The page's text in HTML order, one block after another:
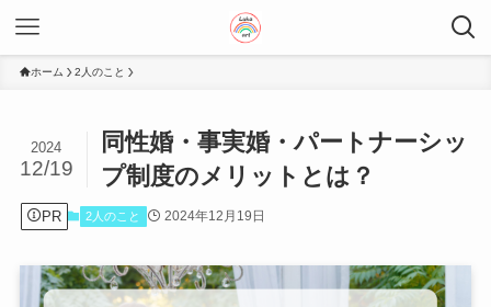
ホーム 2人のこと
同性婚・事実婚・パートナーシッ
プ制度のメリットとは？
2024
12/19
PR 2人のこと 2024年12月19日